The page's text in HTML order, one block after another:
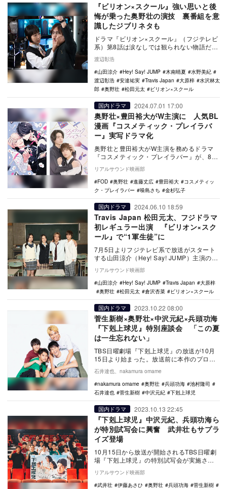
『ビリオン×スクール』強い思いと後
悔が乗った奥野壮の演技 裏番組を意
識したジブリネタも
ドラマ『ビリオン×スクール』（フジテレビ
系）第8話は涙なしでは観られない物語だ。
更生すべきゼロ組生徒も残りわずか。今回
は城島（奥…
渡辺彰浩
山田涼介
Hey! Say! JUMP 木南晴夏
水野美紀
渡辺彰浩
安達祐実 Travis Japan 大原梓
水沢林太
郎
奥野壮 松田元太 ビリオン×スクール
国内ドラマ 2024.07.01 17:00
奥野壮×豊田裕大がW主演に 人気BL
漫画『コスメティック・プレイラバ
ー』実写ドラマ化
奥野壮と豊田裕大がW主演を務めるドラマ
『コスメティック・プレイラバー』が、8月
5日深夜よりフジテレビにて放送、FODにて
独占先行…
リアルサウンド映画部
FOD
奥野壮 進藤丈広 豊田裕大
コスメティッ
ク・プレイラバー
噪島さち 金杉弘子
国内ドラマ 2024.06.10 18:59
Travis Japan 松田元太、フジドラマ
初レギュラー出演 『ビリオン×スク
ール』で“1軍生徒”に
7月5日よりフジテレビ系で放送がスタート
する山田涼介（Hey! Say! JUMP）主演の金
9ドラマ『ビリオン×スクール』の生徒…
リアルサウンド映画部
山田涼介
Hey! Say! JUMP Travis Japan
大原梓
奥野壮
松田元太 倉沢杏菜 ビリオン×スクール
国内ドラマ 2023.10.22 08:00
菅生新樹×奥野壮×中沢元紀×兵頭功海
『下剋上球児』特別座談会 「この夏
は一生忘れない」
TBS日曜劇場『下剋上球児』の放送が10月
15日より始まった。放送前に本作のプロデ
ューサー・新井順子が「“野球ドラマ”として
も一…
石井達也、nakamura omame
nakamura omame
奥野壮 兵頭功海
池村隆司
石井達也
菅生新樹 中沢元紀 下剋上球児
国内ドラマ 2023.10.13 22:45
『下剋上球児』中沢元紀、兵頭功海ら
が特別試写会に興奮 武井壮もサプラ
イズ登場
10月15日から放送が開始されるTBS日曜劇
場『下剋上球児』の特別試写会が実施さ
れ、球児キャストたちからコメントが寄せ
られた。 …
リアルサウンド映画部
武井壮
伊藤あさひ 奥野壮 兵頭功海
菅生新樹